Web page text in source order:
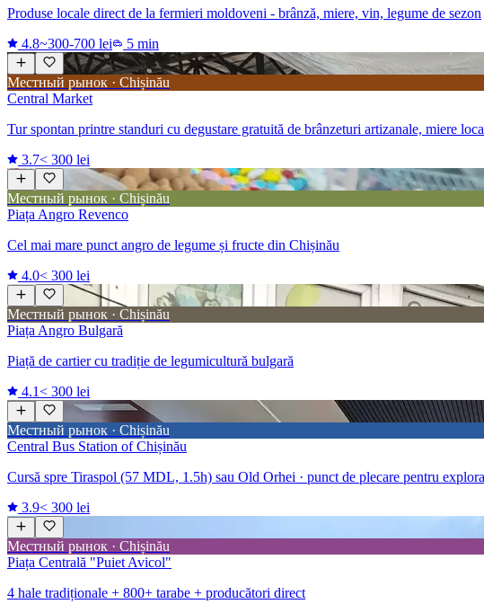
Produse locale direct de la fermieri moldoveni - brânză, miere, vin, legume de sezon
4.8~300-700 lei 5 min
Местный рынок · Chișinău
Central Market
Tur spontan printre standuri cu degustare gratuită de brânzeturi artizanale, miere
3.7< 300 lei
Местный рынок · Chișinău
Piața Angro Revenco
Cel mai mare punct angro de legume și fructe din Chișinău
4.0< 300 lei
Местный рынок · Chișinău
Piața Angro Bulgară
Piață de cartier cu tradiție de legumicultură bulgară
4.1< 300 lei
Местный рынок · Chișinău
Central Bus Station of Chișinău
Cursă spre Tiraspol (57 MDL, 1.5h) sau Old Orhei · punct de plecare pentru
3.9< 300 lei
Местный рынок · Chișinău
Piața Centrală "Puiet Avicol"
4 hale tradiționale + 800+ tarabe + producători direct